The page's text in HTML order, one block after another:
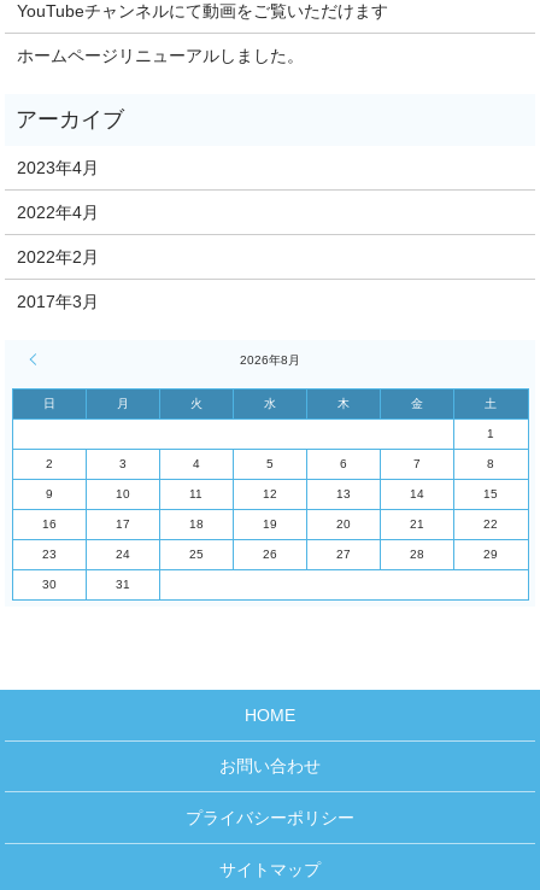
YouTubeチャンネルにて動画をご覧いただけます
ホームページリニューアルしました。
2023年4月
2022年4月
2022年2月
2017年3月
2026年8月
日 月 火 水 木 金 土
1
2 3 4 5 6 7 8
9 10 11 12 13 14 15
16 17 18 19 20 21 22
23 24 25 26 27 28 29
30 31
HOME
お問い合わせ
プライバシーポリシー
サイトマップ